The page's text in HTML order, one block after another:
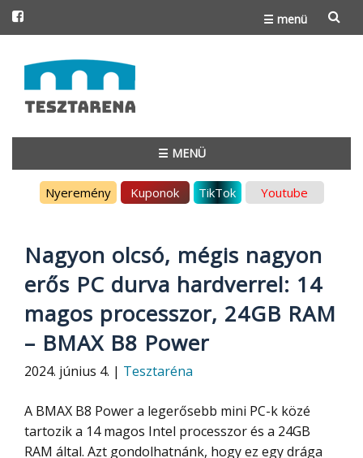
☰ menü
to
content
☰ MENÜ
Nyeremény Kuponok TikTok Youtube
Nagyon olcsó, mégis nagyon
erős PC durva hardverrel: 14
magos processzor, 24GB RAM
– BMAX B8 Power
2024. június 4. | Tesztaréna
A BMAX B8 Power a legerősebb mini PC-k közé
tartozik a 14 magos Intel processzor és a 24GB
RAM által. Azt gondolhatnánk, hogy ez egy drága